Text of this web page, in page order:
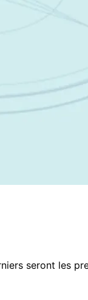
seront les